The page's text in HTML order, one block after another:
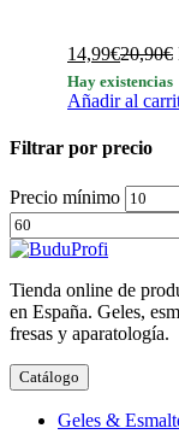
14,99€20,90€
Hay existencias
Añadir al
Filtrar por precio
Precio mínimo
Tienda online de
en España. Geles,
fresas y aparatología.
Catálogo
Geles &